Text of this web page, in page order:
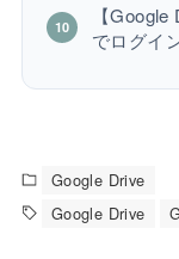
【
でログイ
Google Drive
Google Drive